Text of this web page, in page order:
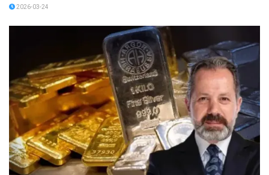
2026-03-24